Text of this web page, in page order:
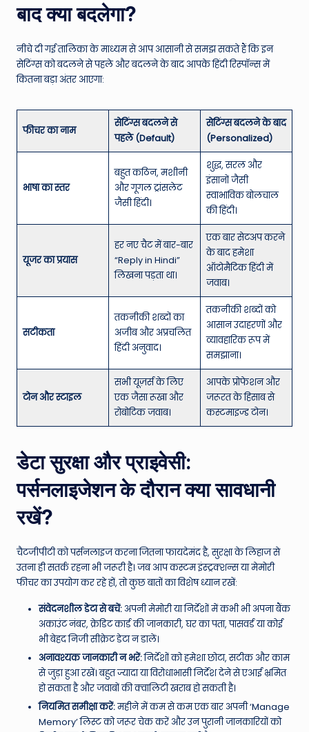
बाद क्या बदलेगा?
नीचे दी गई तालिका के माध्यम से आप आसानी से समझ सकते हैं कि इन
सेटिंग्स को बदलने से पहले और बदलने के बाद आपके हिंदी रिस्पॉन्स में
कितना बड़ा अंतर आएगा:
फीचर का नाम
सेटिंग्स बदलने से
पहले (Default)
सेटिंग्स बदलने के बाद
(Personalized)
भाषा का स्तर
बहुत कठिन, मशीनी
और गूगल ट्रांसलेट
जैसी हिंदी।
शुद्ध, सरल और
इंसानों जैसी
स्वाभाविक बोलचाल
की हिंदी।
यूजर का प्रयास
हर नए चैट में बार-बार
“Reply in Hindi”
लिखना पड़ता था।
एक बार सेटअप करने
के बाद हमेशा
ऑटोमैटिक हिंदी में
जवाब।
सटीकता
तकनीकी शब्दों का
अजीब और अप्रचलित
हिंदी अनुवाद।
तकनीकी शब्दों को
आसान उदाहरणों और
व्यावहारिक रूप में
समझाना।
टोन और स्टाइल
सभी यूज़र्स के लिए
एक जैसा रूखा और
रोबोटिक जवाब।
आपके प्रोफेशन और
जरूरत के हिसाब से
कस्टमाइज्ड टोन।
डेटा सुरक्षा और प्राइवेसी:
पर्सनलाइजेशन के दौरान क्या सावधानी
रखें?
चैटजीपीटी को पर्सनलाइज करना जितना फायदेमंद है, सुरक्षा के लिहाज से
उतना ही सतर्क रहना भी जरूरी है। जब आप कस्टम इंस्ट्रक्शन्स या मेमोरी
फीचर का उपयोग कर रहे हों, तो कुछ बातों का विशेष ध्यान रखें:
संवेदनशील डेटा से बचें: अपनी मेमोरी या निर्देशों में कभी भी अपना बैंक
अकाउंट नंबर, क्रेडिट कार्ड की जानकारी, घर का पता, पासवर्ड या कोई
भी बेहद निजी सीक्रेट डेटा न डालें।
अनावश्यक जानकारी न भरें:निर्देशों को हमेशा छोटा, सटीक और काम
से जुड़ा हुआ रखें। बहुत ज्यादा या विरोधाभासी निर्देश देने से एआई भ्रमित
हो सकता है और जवाबों की क्वालिटी खराब हो सकती है।
नियमित समीक्षा करें:महीने में कम से कम एक बार अपनी ‘Manage
Memory’ लिस्ट को जरूर चेक करें और उन पुरानी जानकारियों को